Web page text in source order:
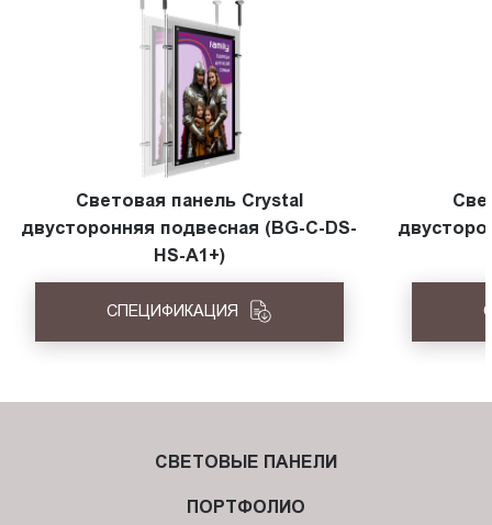
Световая панель Crystal
двусторонняя подвесная (BG-C-DS-
HS-A1+)
СПЕЦИФИКАЦИЯ
СВЕТОВЫЕ ПАНЕЛИ
ПОРТФОЛИО